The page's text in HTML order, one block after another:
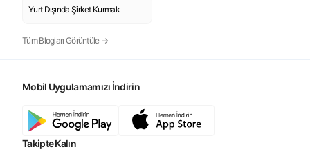
Yurt Dışında Şirket Kurmak
Tüm Blogları Görüntüle →
Mobil Uygulamamızı İndirin
Takipte Kalın